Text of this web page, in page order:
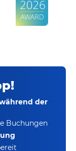
der
Buchungen